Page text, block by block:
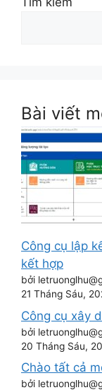
Bài viết
Công cụ lập
kết hợp
bởi
21 Tháng Sáu,
Công cụ xây
bởi
20 Tháng Sáu,
Chào tất cả
bởi